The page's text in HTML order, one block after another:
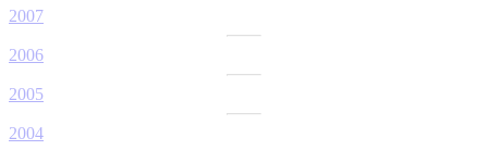
2007
2006
2005
2004